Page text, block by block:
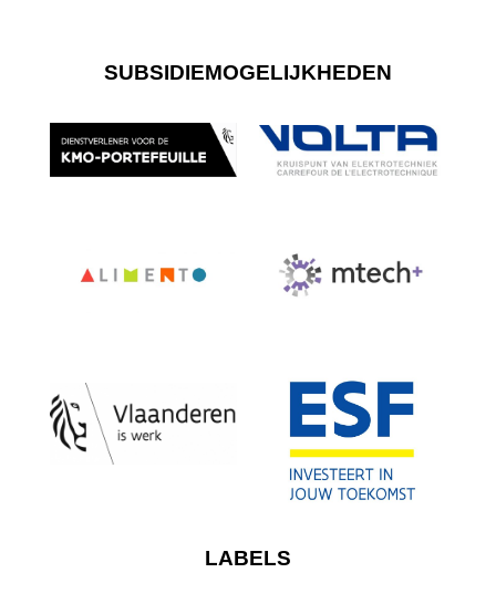
SUBSIDIEMOGELIJKHEDEN
LABELS